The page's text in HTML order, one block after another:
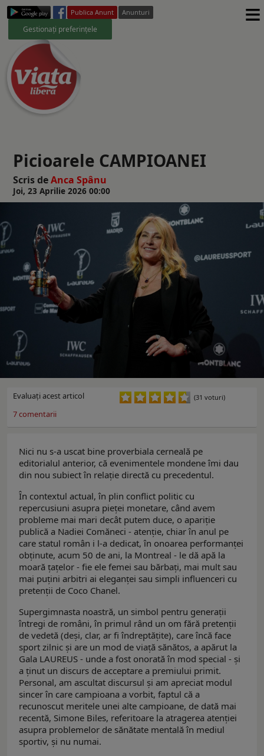
Publica Anunt Anunturi
Gestionați preferințele ≡
Picioarele CAMPIOANEI
Scris deAnca Spânu
Joi, 23 Aprilie 2026 00:00
Evaluaţi acest articol (31 voturi)
7comentarii
Nici nu s-a uscat bine proverbiala cerneală pe
editorialul anterior, că evenimentele mondene îmi dau
din nou subiect în relaţie directă cu precedentul.
În contextul actual, în plin conflict politic cu
repercusiuni asupra pieţei monetare, când avem
probleme mai mari decât putem duce, o apariţie
publică a Nadiei Comăneci - atenţie, chiar în anul pe
care statul român i l-a dedicat, în onoarea performanţei
obţinute, acum 50 de ani, la Montreal - le dă apă la
moară ţaţelor - fie ele femei sau bărbaţi, mai mult sau
mai puţini arbitri ai eleganţei sau simpli influenceri cu
pretenţii de Coco Chanel.
Supergimnasta noastră, un simbol pentru generaţii
întregi de români, în primul rând un om fără pretenţii
de vedetă (deşi, clar, ar fi îndreptăţite), care încă face
sport zilnic şi are un mod de viaţă sănătos, a apărut la
Gala LAUREUS - unde a fost onorată în mod special - şi
a ţinut un discurs de acceptare a premiului primit.
Personal, am ascultat discursul şi am apreciat modul
sincer în care campioana a vorbit, faptul că a
recunoscut meritele unei alte campioane, de dată mai
recentă, Simone Biles, referitoare la atragerea atenţiei
asupra problemelor de sănătate mentală în mediul
sportiv, şi nu numai.